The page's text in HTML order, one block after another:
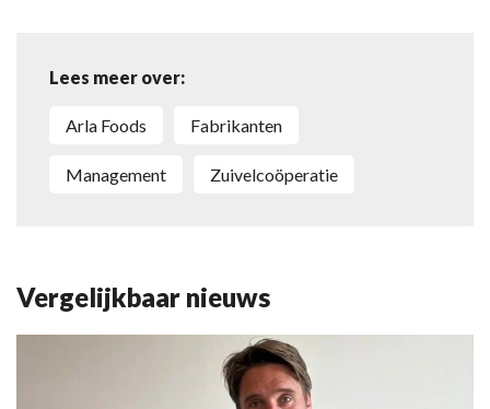
Lees meer over:
Arla Foods fabrikanten
management zuivelcoöperatie
Vergelijkbaar nieuws